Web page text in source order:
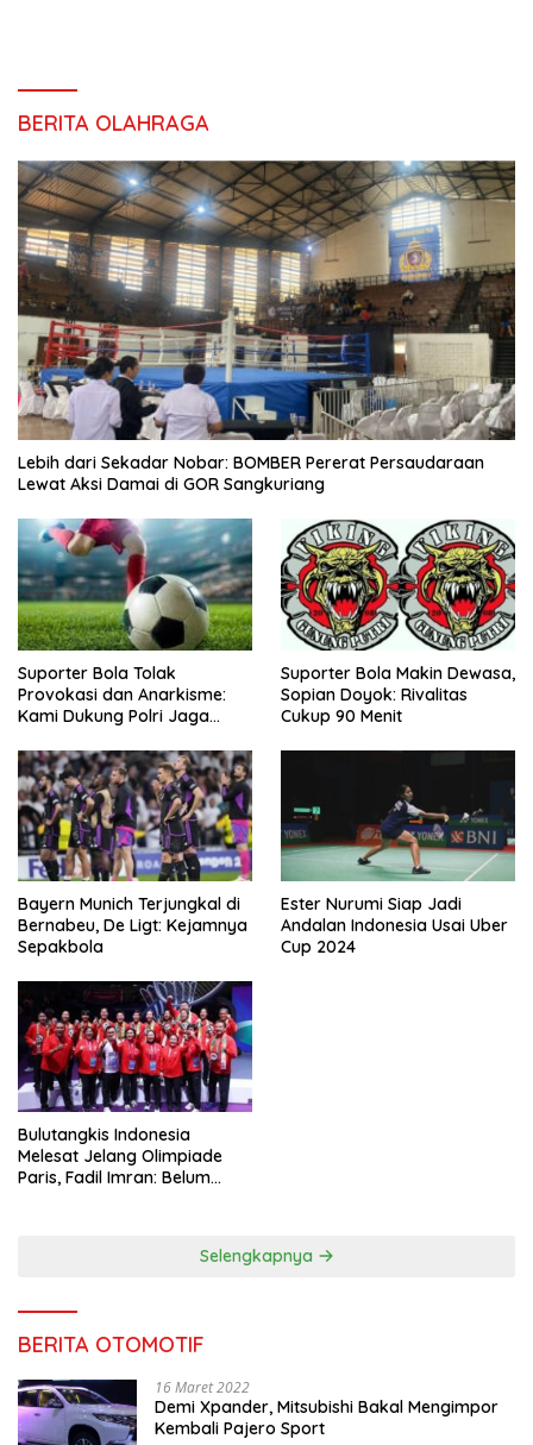
BERITA OLAHRAGA
Lebih dari Sekadar Nobar: BOMBER Pererat Persaudaraan
Lewat Aksi Damai di GOR Sangkuriang
Suporter Bola Tolak
Provokasi dan Anarkisme:
Kami Dukung Polri Jaga
Suporter Bola Makin Dewasa,
Sopian Doyok: Rivalitas
Cukup 90 Menit
Bayern Munich Terjungkal di
Bernabeu, De Ligt: Kejamnya
Sepakbola
Ester Nurumi Siap Jadi
Andalan Indonesia Usai Uber
Cup 2024
Bulutangkis Indonesia
Melesat Jelang Olimpiade
Paris, Fadil Imran: Belum
Selengkapnya
BERITA OTOMOTIF
16 Maret 2022
Demi Xpander, Mitsubishi Bakal Mengimpor
Kembali Pajero Sport